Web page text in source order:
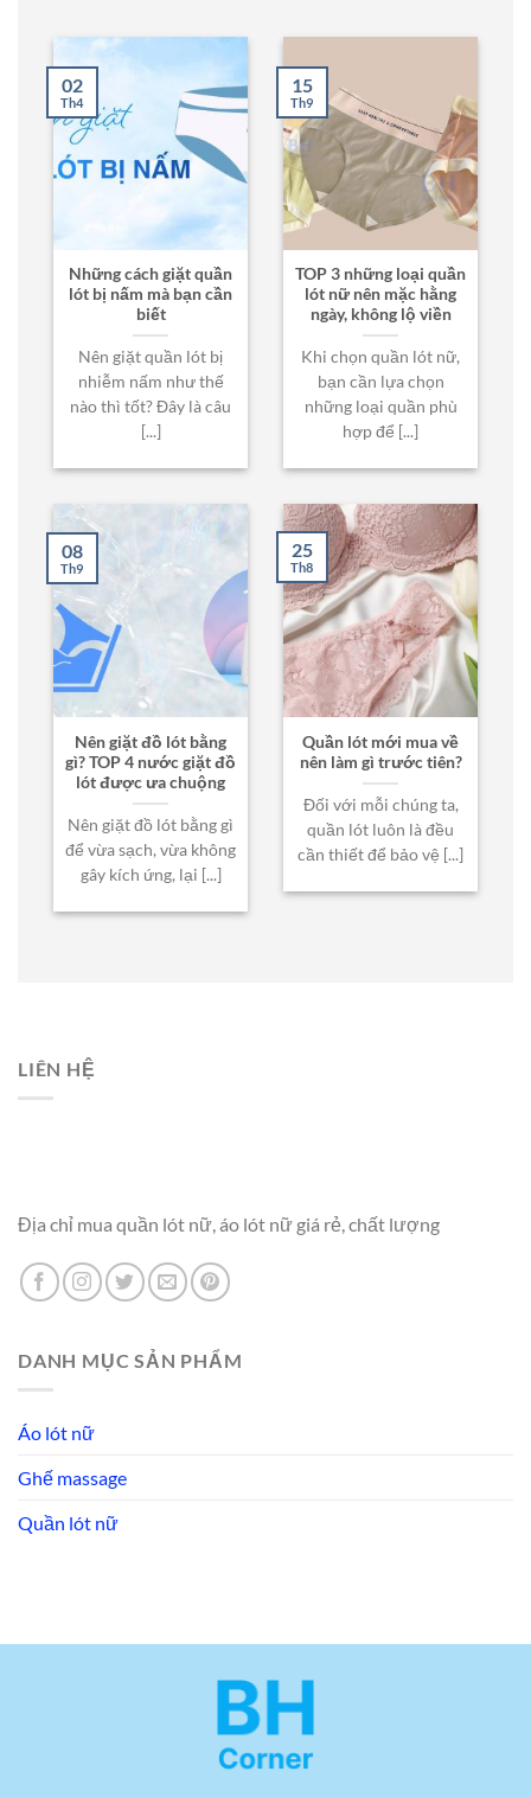
Những cách giặt quần
lót bị nấm mà bạn cần
biết
Nên giặt quần lót bị
nhiễm nấm như thế
nào thì tốt? Đây là câu
[...]
02
Th4
TOP 3 những loại quần
lót nữ nên mặc hằng
ngày, không lộ viền
Khi chọn quần lót nữ,
bạn cần lựa chọn
những loại quần phù
hợp để [...]
15
Th9
Nên giặt đồ lót bằng
gì? TOP 4 nước giặt đồ
lót được ưa chuộng
Nên giặt đồ lót bằng gì
để vừa sạch, vừa không
gây kích ứng, lại [...]
08
Th9
Quần lót mới mua về
nên làm gì trước tiên?
Đối với mỗi chúng ta,
quần lót luôn là đều
cần thiết để bảo vệ [...]
25
Th8
LIÊN HỆ
Địa chỉ mua quần lót nữ, áo lót nữ giá rẻ, chất lượng
DANH MỤC SẢN PHẨM
Áo lót nữ
Ghế massage
Quần lót nữ